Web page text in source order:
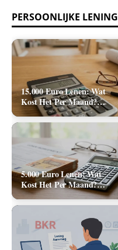
PERSOONLIJKE LENING
15.000 Euro Lenen: Wat
Kost Het Per Maand?
(Rente & Tabel 2026)
5.000 Euro Lenen: Wat
Kost Het Per Maand?
(Rente & Maandlasten
2026)